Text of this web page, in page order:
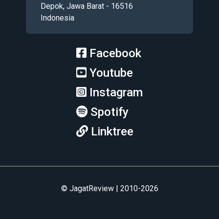
Depok, Jawa Barat - 16516
Indonesia
Facebook
Youtube
Instagram
Spotify
Linktree
© JagatReview | 2010-2026